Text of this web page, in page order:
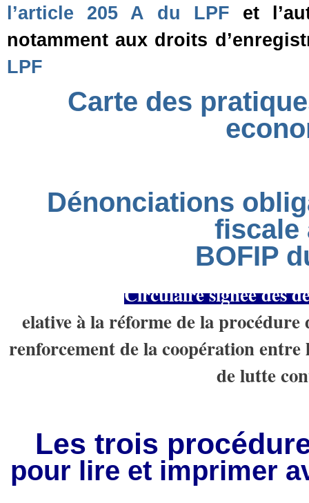
l’article 205 A du LPF et
notamment aux droits
LPF
Carte des
Dénonciations
BOFIP
Circulaire signée des
elative à la réforme de la
renforcement de la coopération
de lutte
Les trois
pour lire et imprimer